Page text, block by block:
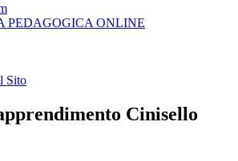
PEDAGOGICA ONLINE
Sito
Cinisello